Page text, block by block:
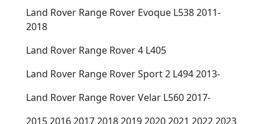
Land Rover Range Rover Evoque L538 2011-
2018
Land Rover Range Rover 4 L405
Land Rover Range Rover Sport 2 L494 2013-
Land Rover Range Rover Velar L560 2017-
2015 2016 2017 2018 2019 2020 2021 2022 2023